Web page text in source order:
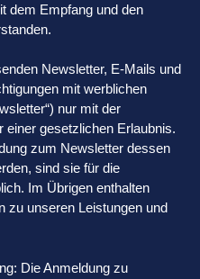
dem Empfang und den
Newsletter, E-Mails und
mit werblichen
nur mit der
einer gesetzlichen Erlaubnis.
zum Newsletter dessen
sind sie für die
Im Übrigen enthalten
zu unseren Leistungen und
Die Anmeldung zu